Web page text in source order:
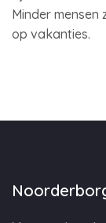
Minder mensen
op vakanties.